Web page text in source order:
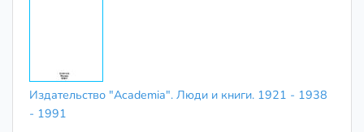
Издательство "Academia". Люди и книги. 1921 - 1938
- 1991